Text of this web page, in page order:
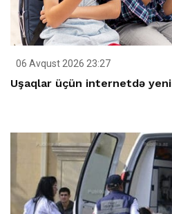
06 Avqust 2026 23:27
Uşaqlar üçün internetdə